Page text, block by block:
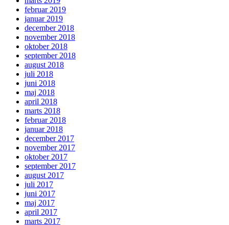
februar 2019
januar 2019
december 2018
november 2018
oktober 2018
september 2018
august 2018
juli 2018
juni 2018
maj 2018
april 2018
marts 2018
februar 2018
januar 2018
december 2017
november 2017
oktober 2017
september 2017
august 2017
juli 2017
juni 2017
maj 2017
april 2017
marts 2017